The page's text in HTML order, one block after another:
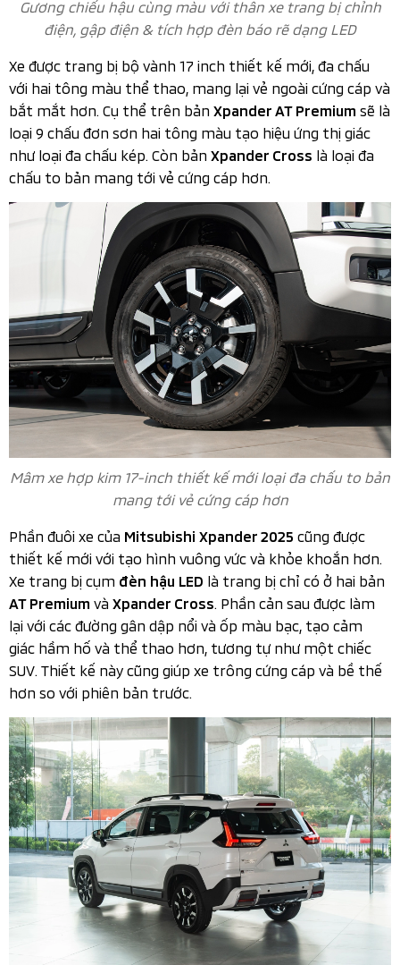
Gương chiếu hậu cùng màu với thân xe trang bị chỉnh
điện, gập điện & tích hợp đèn báo rẽ dạng LED
Xe được trang bị bộ vành 17 inch thiết kế mới, đa chấu
với hai tông màu thể thao, mang lại vẻ ngoài cứng cáp và
bắt mắt hơn. Cụ thể trên bản Xpander AT Premium sẽ là
loại 9 chấu đơn sơn hai tông màu tạo hiệu ứng thị giác
như loại đa chấu kép. Còn bản Xpander Cross là loại đa
chấu to bản mang tới vẻ cứng cáp hơn.
Mâm xe hợp kim 17-inch thiết kế mới​ loại đa chấu to bản
mang tới vẻ cứng cáp hơn
Phần đuôi xe của Mitsubishi Xpander 2025 cũng được
thiết kế mới với tạo hình vuông vức và khỏe khoắn hơn.
Xe trang bị cụm đèn hậu LED là trang bị chỉ có ở hai bản
AT Premium và Xpander Cross . Phần cản sau được làm
lại với các đường gân dập nổi và ốp màu bạc, tạo cảm
giác hầm hố và thể thao hơn, tương tự như một chiếc
SUV. Thiết kế này cũng giúp xe trông cứng cáp và bề thế
hơn so với phiên bản trước.